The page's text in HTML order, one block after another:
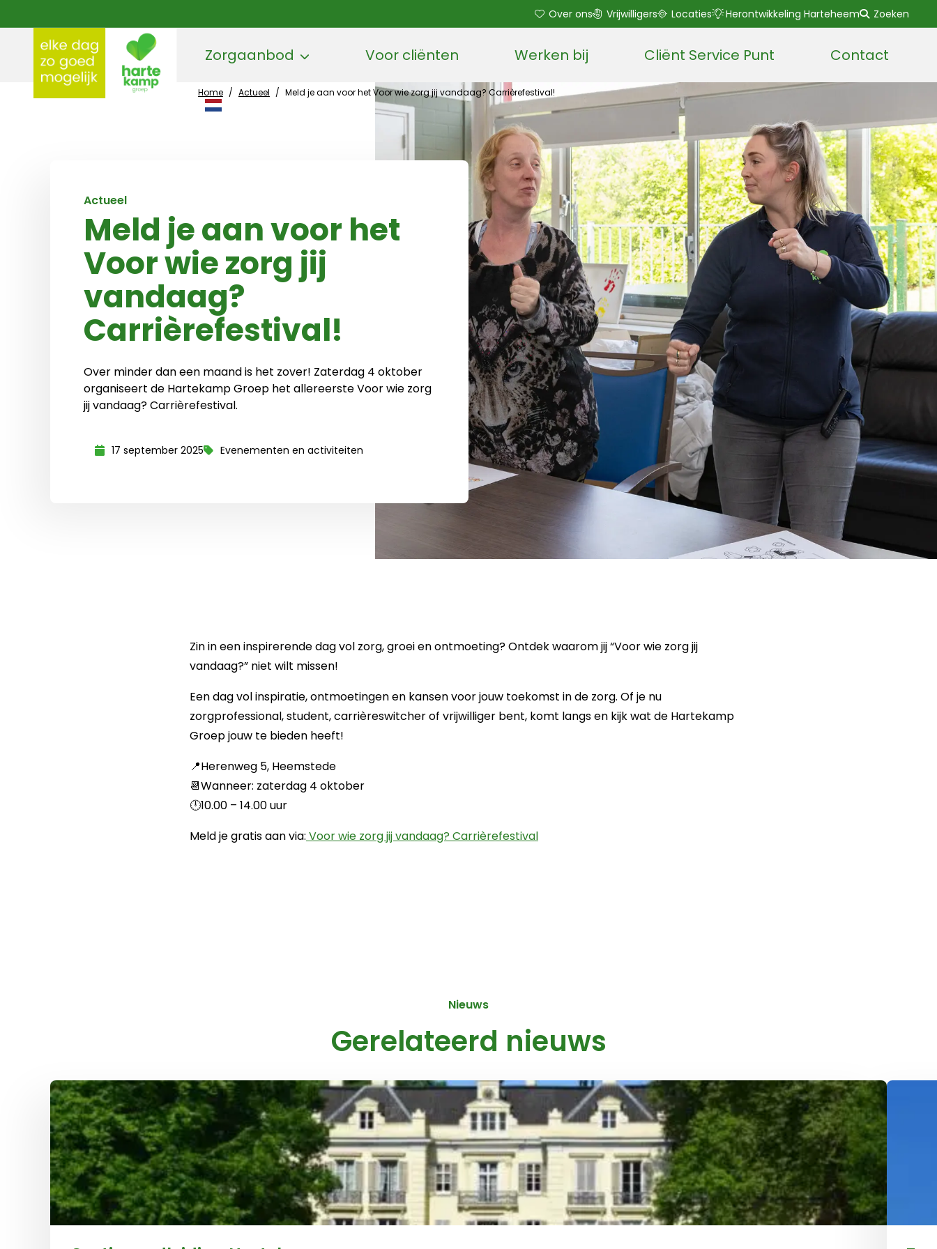
Over ons Vrijwilligers Locaties Herontwikkeling Harteheem Zoeken
Zorgaanbod Open sub menuVoor cliënten Werken bij Cliënt Service Punt Contact
Home / Actueel / Meld je aan voor het Voor wie zorg jij vandaag? Carrièrefestival!
Meld je aan voor het
Voor wie zorg jij
vandaag?
Carrièrefestival!
Actueel
Over minder dan een maand is het zover! Zaterdag 4 oktober
organiseert de Hartekamp Groep het allereerste Voor wie zorg
jij vandaag? Carrièrefestival.
17 september 2025 Evenementen en activiteiten
Zin in een inspirerende dag vol zorg, groei en ontmoeting? Ontdek waarom jij “Voor wie zorg jij
vandaag?” niet wilt missen!
Een dag vol inspiratie, ontmoetingen en kansen voor jouw toekomst in de zorg. Of je nu
zorgprofessional, student, carrièreswitcher of vrijwilliger bent, komt langs en kijk wat de Hartekamp
Groep jouw te bieden heeft!
📍Herenweg 5, Heemstede
📆Wanneer: zaterdag 4 oktober
🕛10.00 – 14.00 uur
Meld je gratis aan via: Voor wie zorg jij vandaag? CarrièrefestivalDeze link opent in een nieuwe tab
Gerelateerd nieuws
Nieuws